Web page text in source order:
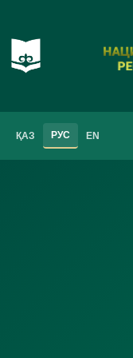
ҚАЗ РУС EN